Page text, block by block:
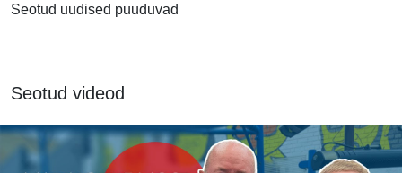
Seotud uudised puuduvad
Seotud videod